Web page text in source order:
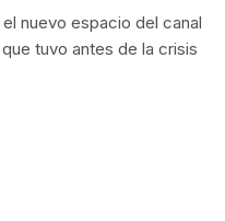
nuevo espacio del canal
tuvo antes de la crisis